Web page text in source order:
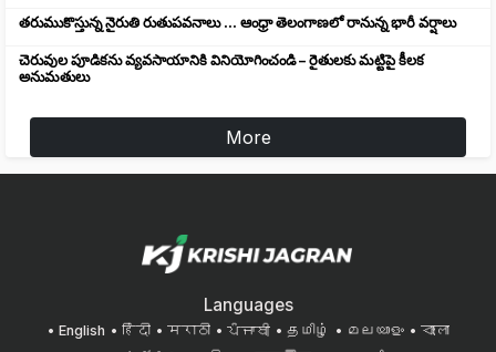
తరుముకొస్తున్న నైరుతి రుతుపవనాలు ... ఆంధ్రా తెలంగాణలో రానున్న భారీ వర్షాలు
చెరువుల పూడికను వ్యవసాయానికి వినియోగించండి – రైతులకు మట్టిపై కీలక
అనుమతులు
More
Languages
English हिंदी मराठी ਪੰਜਾਬੀ தமிழ் മലയാളം
বাংলা